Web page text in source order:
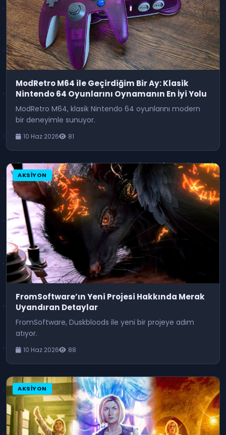
ModRetro M64 ile Geçirdiğim Bir Ay: Klasik
Nintendo 64 Oyunlarını Oynamanın En İyi Yolu
ModRetro M64, klasik Nintendo 64 oyunlarını modern
bir deneyimle sunuyor.
10 Haz 2026 81
AKSIYON
FromSoftware’ın Yeni Projesi Hakkında Merak
Uyandıran Detaylar
FromSoftware, Duskbloods ile yeni bir projeye adım
atıyor.
10 Haz 2026 88
AKSIYON